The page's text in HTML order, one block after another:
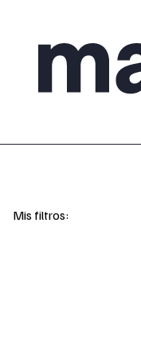
Saltar al contenido
Mis filtros: